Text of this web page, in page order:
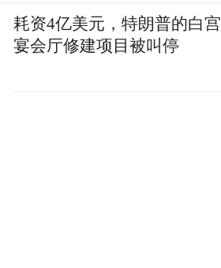
耗资4亿美元，特朗普的白宫
宴会厅修建项目被叫停